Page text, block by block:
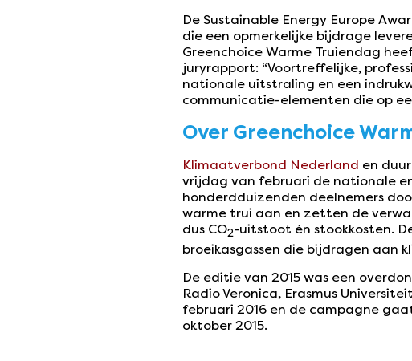
De Sustainable Energy Europe
die een opmerkelijke bijdrage
Greenchoice Warme Truiendag
juryrapport: “Voortreffelijke,
nationale uitstraling en een
communicatie-elementen die op
Over Greenchoice
Klimaatverbond Nederland en
vrijdag van februari de nationale
honderdduizenden deelnemers
warme trui aan en zetten de
dus CO2-uitstoot én stookkosten.
broeikasgassen die bijdragen aan
De editie van 2015 was een
Radio Veronica, Erasmus
februari 2016 en de campagne
oktober 2015.